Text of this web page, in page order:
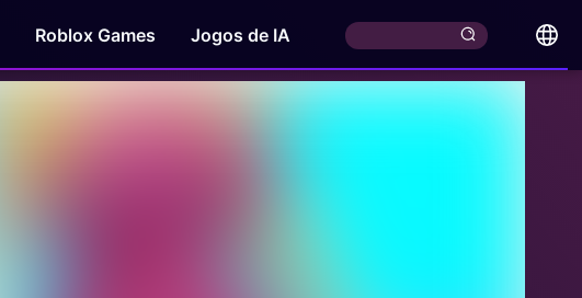
Roblox Games Jogos de IA